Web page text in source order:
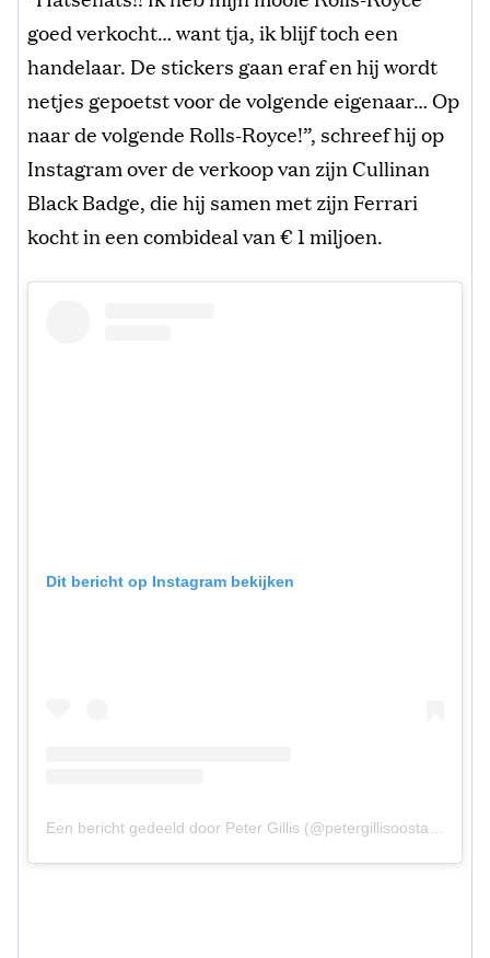
goed verkocht… want tja, ik blijf toch een
handelaar. De stickers gaan eraf en hij wordt
netjes gepoetst voor de volgende eigenaar… Op
naar de volgende Rolls-Royce!”, schreef hij op
Instagram over de verkoop van zijn Cullinan
Black Badge, die hij samen met zijn Ferrari
kocht in een combideal van € 1 miljoen.
Dit bericht op Instagram bekijken
Een bericht gedeeld door Peter Gillis (@petergillisoostappen)